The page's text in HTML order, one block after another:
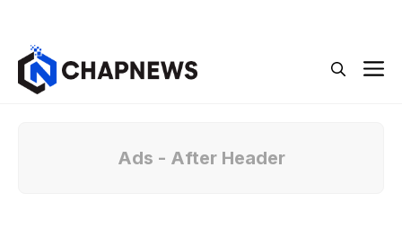
Ads - After Header